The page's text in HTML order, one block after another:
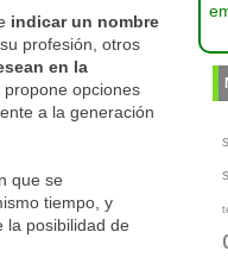
indicar un nombre
su profesión, otros
en la
propone opciones
a la generación
que se
tiempo, y
la posibilidad de